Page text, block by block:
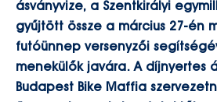
ásványvize, a Szentkirályi
gyűjtött össze a március 27-én
futóünnep versenyzői
menekülők javára. A díjnyertes
Budapest Bike Maffia